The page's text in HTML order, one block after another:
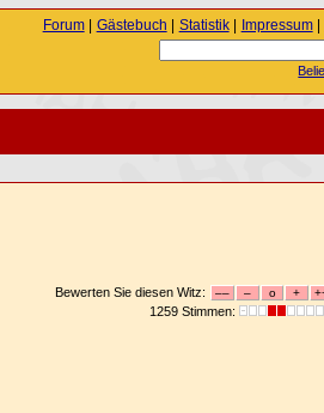
Bewerten Sie diesen Witz:
1259 Stimmen:
Forum| Gästebuch | Statistik| Impressum|